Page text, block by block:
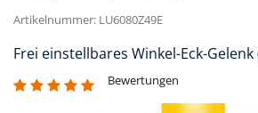
Artikelnummer: LU6080Z49E
Frei einstellbares Winkel-Eck-Gelenk
Bewertungen